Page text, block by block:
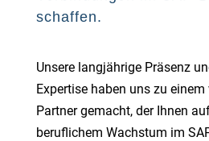
schaffen.
Unsere langjährige Präsenz
Expertise haben uns zu
Partner gemacht, der Ihnen
beruflichem Wachstum im